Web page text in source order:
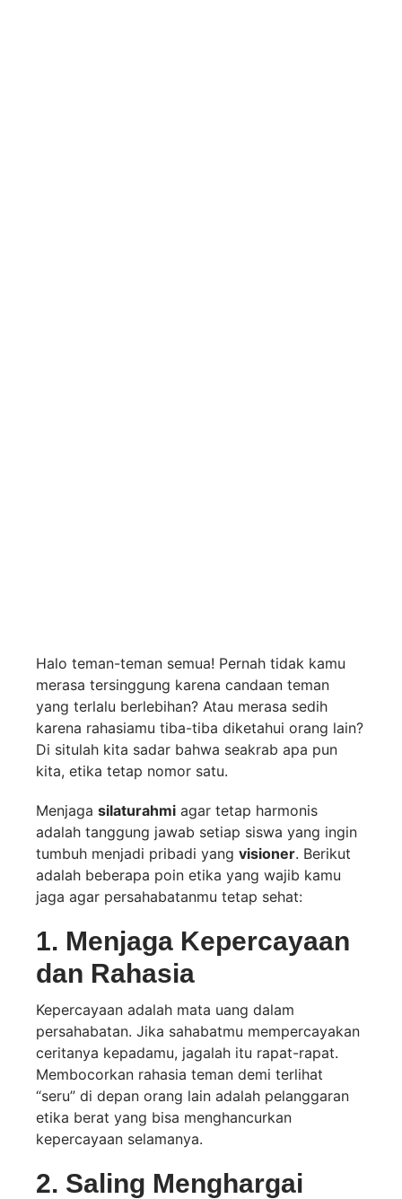
Halo teman-teman semua! Pernah tidak kamu
merasa tersinggung karena candaan teman
yang terlalu berlebihan? Atau merasa sedih
karena rahasiamu tiba-tiba diketahui orang lain?
Di situlah kita sadar bahwa seakrab apa pun
kita, etika tetap nomor satu.
Menjaga silaturahmi agar tetap harmonis
adalah tanggung jawab setiap siswa yang ingin
tumbuh menjadi pribadi yang visioner. Berikut
adalah beberapa poin etika yang wajib kamu
jaga agar persahabatanmu tetap sehat:
1. Menjaga Kepercayaan
dan Rahasia
Kepercayaan adalah mata uang dalam
persahabatan. Jika sahabatmu mempercayakan
ceritanya kepadamu, jagalah itu rapat-rapat.
Membocorkan rahasia teman demi terlihat
“seru” di depan orang lain adalah pelanggaran
etika berat yang bisa menghancurkan
kepercayaan selamanya.
2. Saling Menghargai